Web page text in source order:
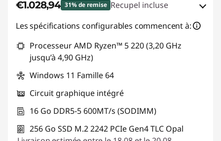
€1.028,94 31% de remise Recupel incluse
Bons de réduction en ligne :-€470,08
Code de réduction :THINKDEAL
Les spécifications configurables commencent à:
Processeur AMD Ryzen™ 5 220 (3,20 GHz
jusqu’à 4,90 GHz)
Windows 11 Famille 64
Circuit graphique intégré
16 Go DDR5-5 600MT/s (SODIMM)
256 Go SSD M.2 2242 PCIe Gen4 TLC Opal